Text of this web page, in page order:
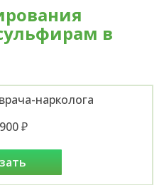
в
нарколога
₽